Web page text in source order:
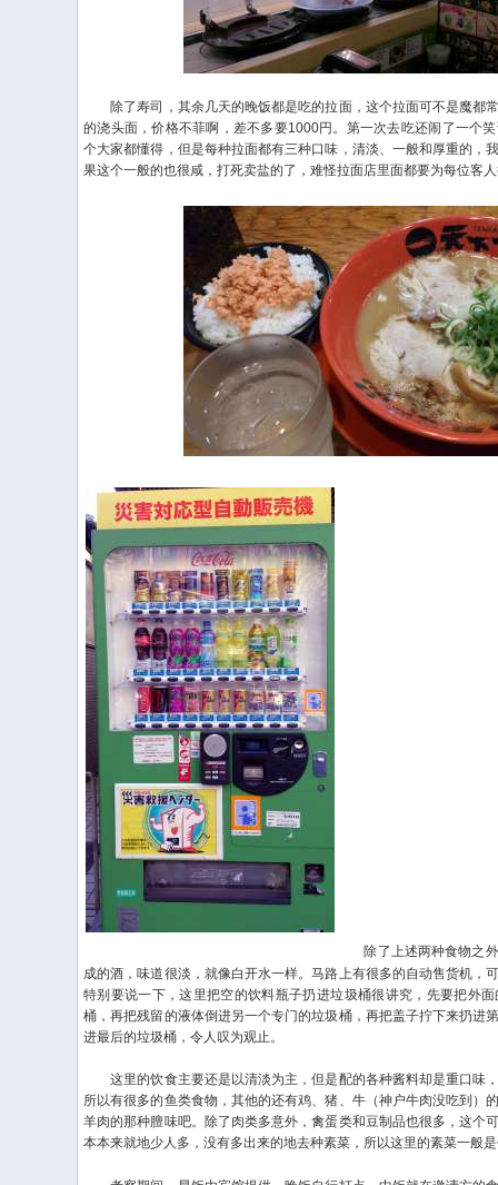
除了寿司，其余几天的晚饭都是吃的拉面，这个拉面可不是魔都
的浇头面，价格不菲啊，差不多要1000円。第一次去吃还闹了一个
个大家都懂得，但是每种拉面都有三种口味，清淡、一般和厚重的，
果这个一般的也很咸，打死卖盐的了，难怪拉面店里面都要为每位客
除了上述两种食物之外
成的酒，味道很淡，就像白开水一样。马路上有很多的自动售货机，
特别要说一下，这里把空的饮料瓶子扔进垃圾桶很讲究，先要把外
桶，再把残留的液体倒进另一个专门的垃圾桶，再把盖子拧下来扔进
进最后的垃圾桶，令人叹为观止。
这里的饮食主要还是以清淡为主，但是配的各种酱料却是重口味
所以有很多的鱼类食物，其他的还有鸡、猪、牛（神户牛肉没吃到）
羊肉的那种膻味吧。除了肉类多意外，禽蛋类和豆制品也很多，这个
本本来就地少人多，没有多出来的地去种素菜，所以这里的素菜一般